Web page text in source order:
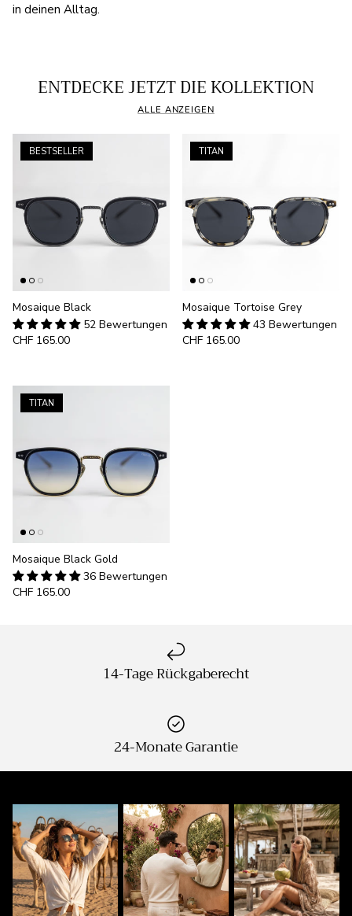
in deinen Alltag.
ENTDECKE JETZT DIE KOLLEKTION
ALLE ANZEIGEN
BESTSELLER
Mosaique Black
52 Bewertungen
CHF 165.00
TITAN
Mosaique Tortoise Grey
43 Bewertungen
CHF 165.00
TITAN
Mosaique Black Gold
36 Bewertungen
CHF 165.00
14-Tage Rückgaberecht
24-Monate Garantie